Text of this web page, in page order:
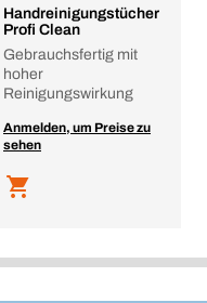
Handreinigungstücher
Profi Clean
Gebrauchsfertig mit
hoher
Reinigungswirkung
Anmelden, um Preise zu
sehen